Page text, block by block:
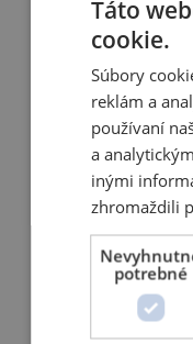
Táto
cookie.
Súbory
reklám a
používaní
a
inými
zhromaždili
potrebné